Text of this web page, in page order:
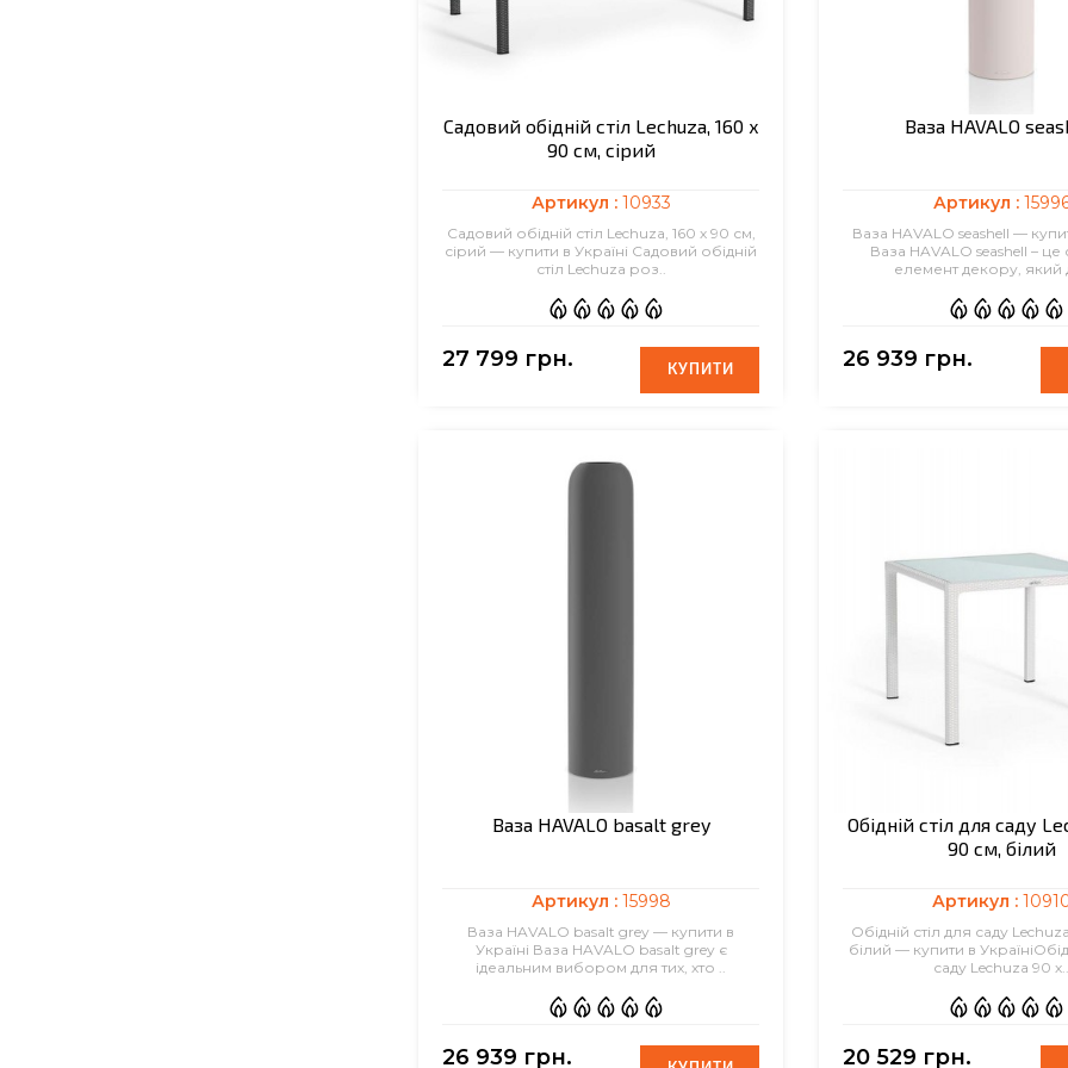
Садовий обідній стіл Lechuza, 160 х
90 см, сірий
Артикул : 10933
Садовий обідній стіл Lechuza, 160 х 90 см,
сірий — купити в Україні Садовий обідній
стіл Lechuza роз..
27 799 грн. КУПИТИ
КУПИТИ
Ваза HAVALO
Артикул :
Ваза HAVALO seashell —
Ваза HAVALO seashell – це
елемент декору, який
26 939 грн.
Ваза HAVALO basalt grey
Артикул : 15998
Ваза HAVALO basalt grey — купити в
Україні Ваза HAVALO basalt grey є
ідеальним вибором для тих, хто ..
26 939 грн.
Обідній стіл для саду
90 см, білий
Артикул :
Обідній стіл для саду
білий — купити в
саду Lechuza 90 х..
20 529 грн.